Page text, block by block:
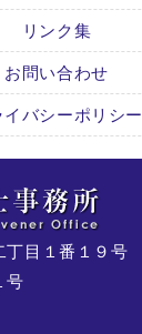
リンク集
お問い合わせ
イバシーポリシー
丁目１番１９号
号